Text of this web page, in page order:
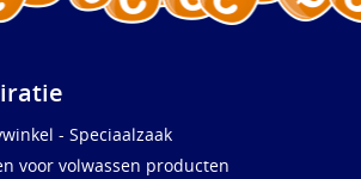
- Speciaalzaak
voor volwassen producten